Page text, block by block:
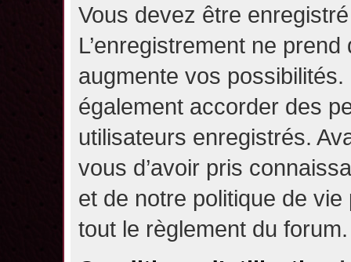
Vous devez être
L’enregistrement ne
augmente vos possibilités.
également accorder des
utilisateurs enregistrés.
vous d’avoir pris
et de notre politique de
tout le règlement du forum.